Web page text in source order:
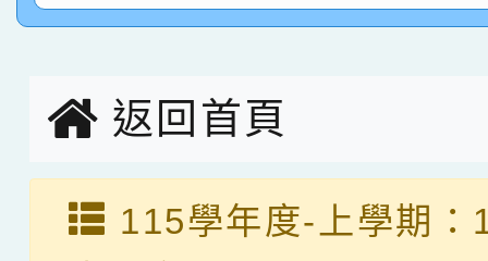
指導老師林老師
賽 劉文瑛教師榮獲教
賀！本校參與2026世
市賽榮獲科學小創客佳
創客第三名。
返回首頁
115學年度-上學期：